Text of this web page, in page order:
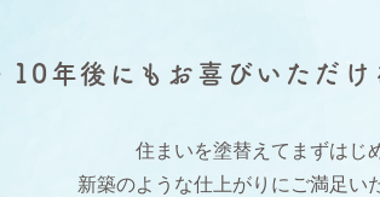
10年後にもお喜びいただけ
住まいを塗替えてまずはじ
新築のような仕上がりにご満足い